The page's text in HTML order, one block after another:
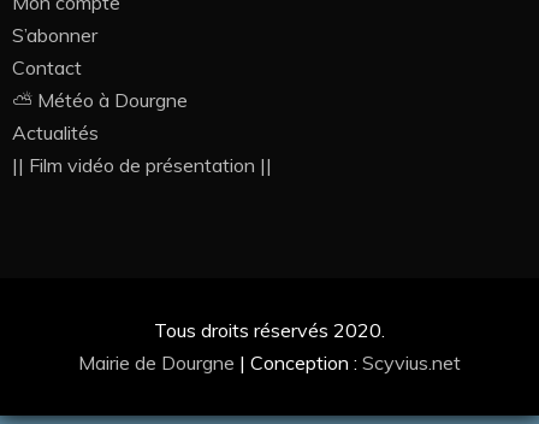
S’abonner
Contact
⛅ Météo à Dourgne
Actualités
|| Film vidéo de présentation ||
Tous droits réservés 2020.
Mairie de Dourgne | Conception : Scyvius.net